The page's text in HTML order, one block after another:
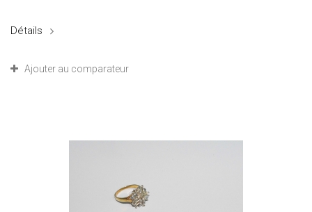
Détails
Ajouter au comparateur